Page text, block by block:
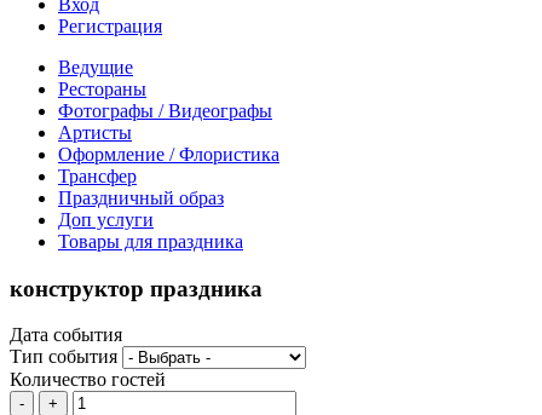
Вход
Регистрация
Ведущие
Рестораны
Фотографы / Видеографы
Артисты
Оформление / Флористика
Трансфер
Праздничный образ
Доп услуги
Товары для праздника
конструктор праздника
Дата события
Тип события
Количество гостей
- +